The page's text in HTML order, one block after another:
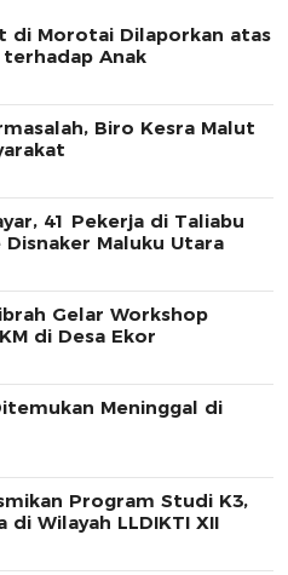
di Morotai Dilaporkan atas
terhadap Anak
Biro Kesra Malut
41 Pekerja di Taliabu
ke Disnaker Maluku Utara
Gelar Workshop
di Desa Ekor
Meninggal di
Program Studi K3,
di Wilayah LLDIKTI XII